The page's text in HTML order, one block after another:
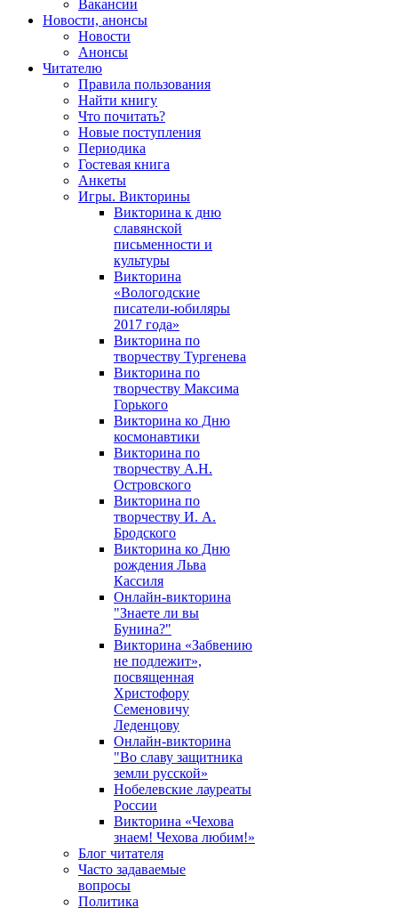
Вакансии
Новости, анонсы
Новости
Анонсы
Читателю
Правила пользования
Найти книгу
Что почитать?
Новые поступления
Периодика
Гостевая книга
Анкеты
Игры. Викторины
Викторина к дню
славянской
письменности и
культуры
Викторина
«Вологодские
писатели-юбиляры
2017 года»
Викторина по
творчеству Тургенева
Викторина по
творчеству Максима
Горького
Викторина ко Дню
космонавтики
Викторина по
творчеству А.Н.
Островского
Викторина по
творчеству И. А.
Бродского
Викторина ко Дню
рождения Льва
Кассиля
Онлайн-викторина
"Знаете ли вы
Бунина?"
Викторина «Забвению
не подлежит»,
посвященная
Христофору
Семеновичу
Леденцову
Онлайн-викторина
"Во славу защитника
земли русской»
Нобелевские лауреаты
России
Викторина «Чехова
знаем! Чехова любим!»
Блог читателя
Часто задаваемые
вопросы
Политика